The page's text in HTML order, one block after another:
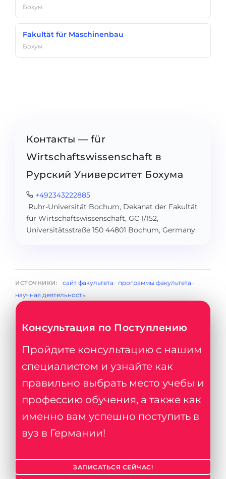
Бохум
Fakultät für Maschinenbau
Бохум
Контакты — für
Wirtschaftswissenschaft в
Рурский Университет Бохума
+492343222885
Ruhr-Universität Bochum, Dekanat der Fakultät
für Wirtschaftswissenschaft, GC 1/152,
Universitätsstraße 150 44801 Bochum, Germany
ИСТОЧНИКИ: сайт факультета · программы факультета ·
научная деятельность
Консультация по Поступлению
Пройдите консультацию с нашим
специалистом и узнайте как
правильно выбрать место учебы и
профессию обучения, а также как
именно вам успешно поступить в
вуз в Германии!
ЗАПИСАТЬСЯ СЕЙЧАС!